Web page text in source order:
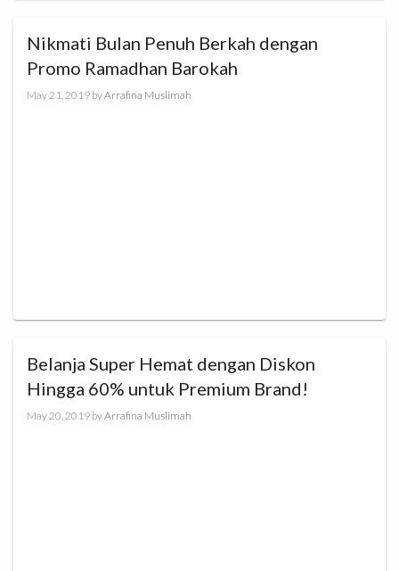
Nikmati Bulan Penuh Berkah dengan
Promo Ramadhan Barokah
May 21, 2019 byArrafina Muslimah
Belanja Super Hemat dengan Diskon
Hingga 60% untuk Premium Brand!
May 20, 2019 byArrafina Muslimah